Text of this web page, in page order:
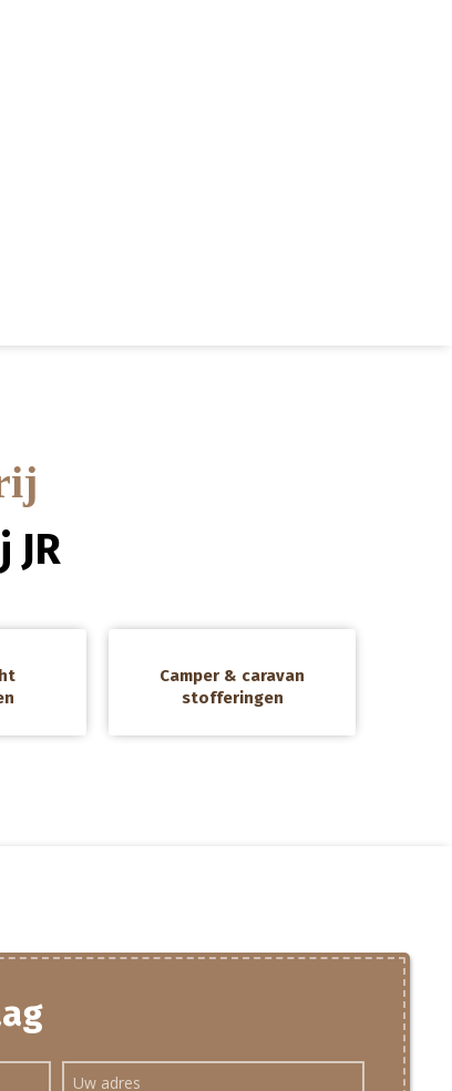
Camper & caravan
stofferingen